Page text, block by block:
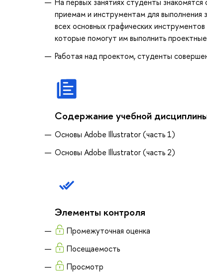
На первых занятиях студенты
приемам и инструментам для выполнения
всех основных графических
которые помогут им выполнить
Работая над проектом, студенты
Содержание учебной
Основы Adobe Illustrator (часть 1)
Основы Adobe Illustrator (часть 2)
Элементы контроля
Промежуточная оценка
Посещаемость
Просмотр